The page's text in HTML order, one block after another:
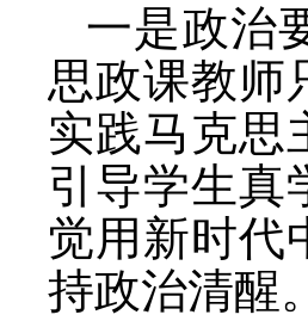
一是政治
思政课教师
实践马克思
引导学生真
觉用新时代
持政治清醒。